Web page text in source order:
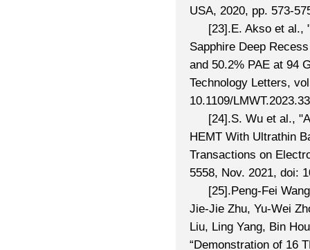
USA, 2020, pp. 573-
[23].E. Akso et al.,
Sapphire Deep
and 50.2% PAE at 94
Technology Letters,
10.1109/
[24].S. Wu et al.,
HEMT With Ultrathin
Transactions on
5558, Nov. 2021, doi:
[25].Peng-Fei
Jie-Jie Zhu, Yu-Wei
Liu, Ling Yang, Bin
“Demonstration of 16